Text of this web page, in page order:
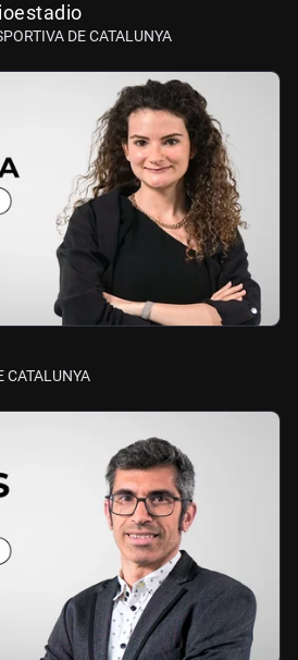
DE CATALUNYA
CATALUNYA